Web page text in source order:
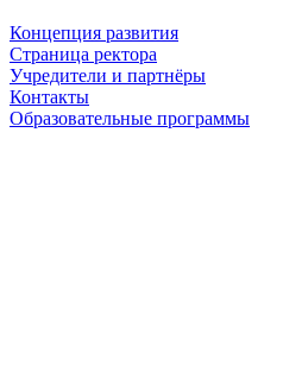
Концепция развития
Страница ректора
Учредители и партнёры
Контакты
Образовательные программы